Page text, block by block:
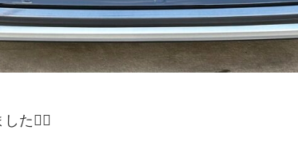
た🙇‍♂️